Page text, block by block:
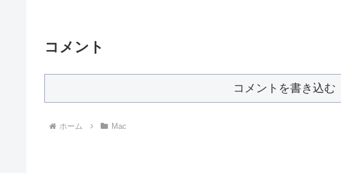
コメント
コメントを書き込む
ホーム Mac